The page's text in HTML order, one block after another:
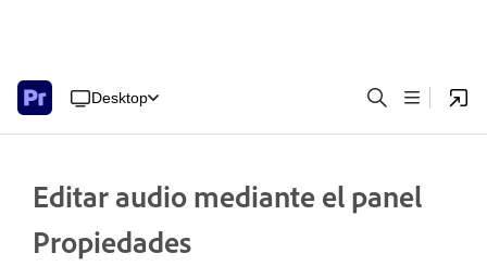
Desktop
Editar audio mediante el panel
Propiedades